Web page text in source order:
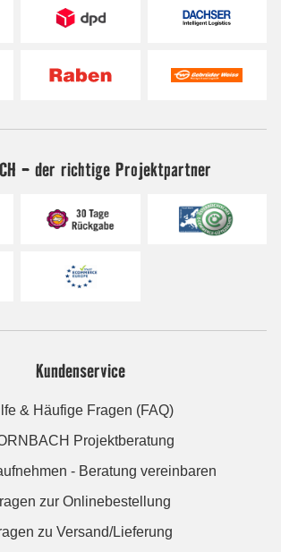
- der richtige Projektpartner
Kundenservice
& Häufige Fragen (FAQ)
Projektberatung
- Beratung vereinbaren
zur Onlinebestellung
zu Versand/Lieferung